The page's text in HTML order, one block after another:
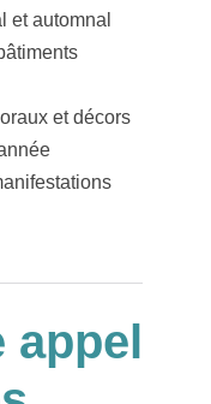
et automnal
et décors
appel